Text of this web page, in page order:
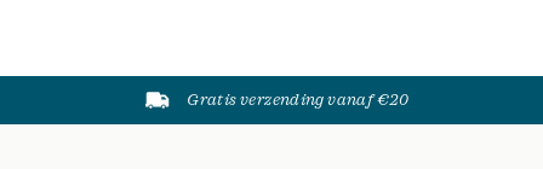
Gratis verzending vanaf €20